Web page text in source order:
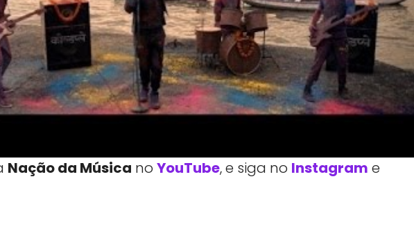
Nação da Música no YouTube, e siga no Instagram e